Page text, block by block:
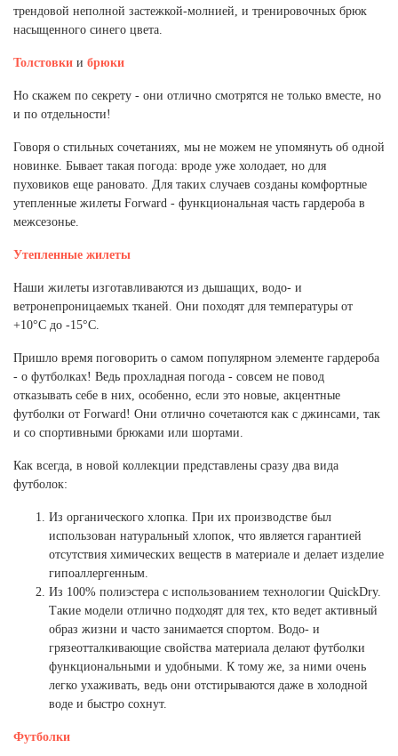
трендовой неполной застежкой-молнией, и тренировочных брюк
насыщенного синего цвета.
Толстовки и брюки
Но скажем по секрету - они отлично смотрятся не только вместе, но
и по отдельности!
Говоря о стильных сочетаниях, мы не можем не упомянуть об одной
новинке. Бывает такая погода: вроде уже холодает, но для
пуховиков еще рановато. Для таких случаев созданы комфортные
утепленные жилеты Forward - функциональная часть гардероба в
межсезонье.
Утепленные жилеты
Наши жилеты изготавливаются из дышащих, водо- и
ветронепроницаемых тканей. Они походят для температуры от
+10°С до -15°С.
Пришло время поговорить о самом популярном элементе гардероба
- о футболках! Ведь прохладная погода - совсем не повод
отказывать себе в них, особенно, если это новые, акцентные
футболки от Forward! Они отлично сочетаются как с джинсами, так
и со спортивными брюками или шортами.
Как всегда, в новой коллекции представлены сразу два вида
футболок:
Из органического хлопка. При их производстве был
использован натуральный хлопок, что является гарантией
отсутствия химических веществ в материале и делает изделие
гипоаллергенным.
Из 100% полиэстера с использованием технологии QuickDry.
Такие модели отлично подходят для тех, кто ведет активный
образ жизни и часто занимается спортом. Водо- и
грязеотталкивающие свойства материала делают футболки
функциональными и удобными. К тому же, за ними очень
легко ухаживать, ведь они отстирываются даже в холодной
воде и быстро сохнут.
Футболки